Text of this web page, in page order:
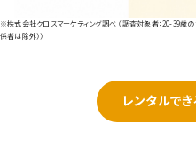
※株式会社クロスマーケティング調べ （調査対象者：20-39歳の
係者は除外））
レンタルで